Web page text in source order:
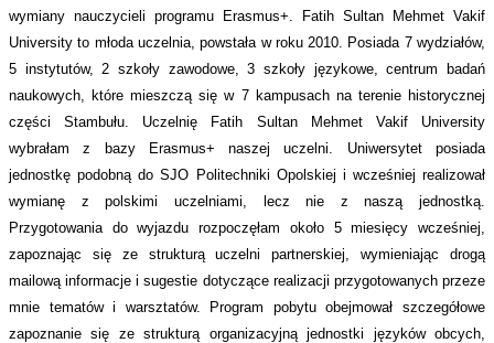
wymiany nauczycieli programu Erasmus+. Fatih Sultan Mehmet Vakif
University to młoda uczelnia, powstała w roku 2010. Posiada 7 wydziałów,
5 instytutów, 2 szkoły zawodowe, 3 szkoły językowe, centrum badań
naukowych, które mieszczą się w 7 kampusach na terenie historycznej
części Stambułu. Uczelnię Fatih Sultan Mehmet Vakif University
wybrałam z bazy Erasmus+ naszej uczelni. Uniwersytet posiada
jednostkę podobną do SJO Politechniki Opolskiej i wcześniej realizował
wymianę z polskimi uczelniami, lecz nie z naszą jednostką.
Przygotowania do wyjazdu rozpoczęłam około 5 miesięcy wcześniej,
zapoznając się ze strukturą uczelni partnerskiej, wymieniając drogą
mailową informacje i sugestie dotyczące realizacji przygotowanych przeze
mnie tematów i warsztatów. Program pobytu obejmował szczegółowe
zapoznanie się ze strukturą organizacyjną jednostki języków obcych,